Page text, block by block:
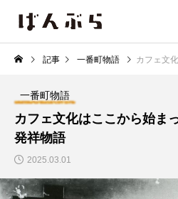
トップページ 一番町カフェMAP
CATEGORY
一番町物語
記事 一番町物語 カフェ文化は
一番町物語
カフェ文化はここから始ま
発祥物語
2025.03.01